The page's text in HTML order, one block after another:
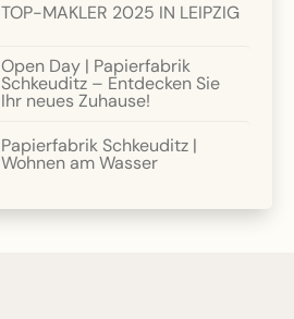
TOP-MAKLER 2025 IN LEIPZIG
Open Day | Papierfabrik
Schkeuditz – Entdecken Sie
Ihr neues Zuhause!
Papierfabrik Schkeuditz |
Wohnen am Wasser